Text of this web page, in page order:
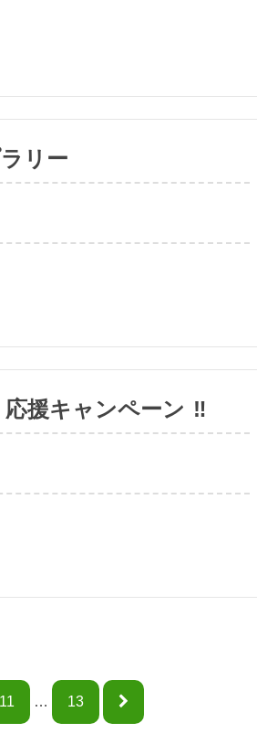
リー
応援キャンペーン ‼
11 … 13